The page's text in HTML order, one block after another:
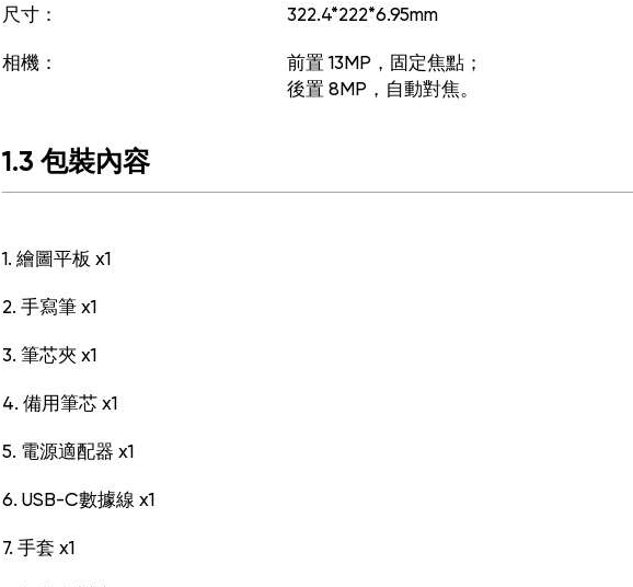
尺寸： 322.4*222*6.95mm
相機：
前置 13MP，固定焦點；
後置 8MP，自動對焦。
1.3 包裝內容
1. 繪圖平板 x1
2. 手寫筆 x1
3. 筆芯夾 x1
4. 備用筆芯 x1
5. 電源適配器 x1
6. USB-C數據線 x1
7. 手套 x1